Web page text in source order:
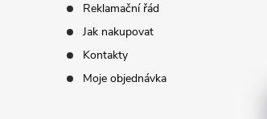
Reklamační řád
Jak nakupovat
Kontakty
Moje objednávka